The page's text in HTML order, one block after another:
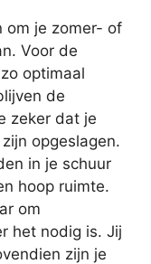
om je zomer- of
Voor de
optimaal
de
zeker dat je
opgeslagen.
in je schuur
hoop ruimte.
om
het nodig is. Jij
zijn je